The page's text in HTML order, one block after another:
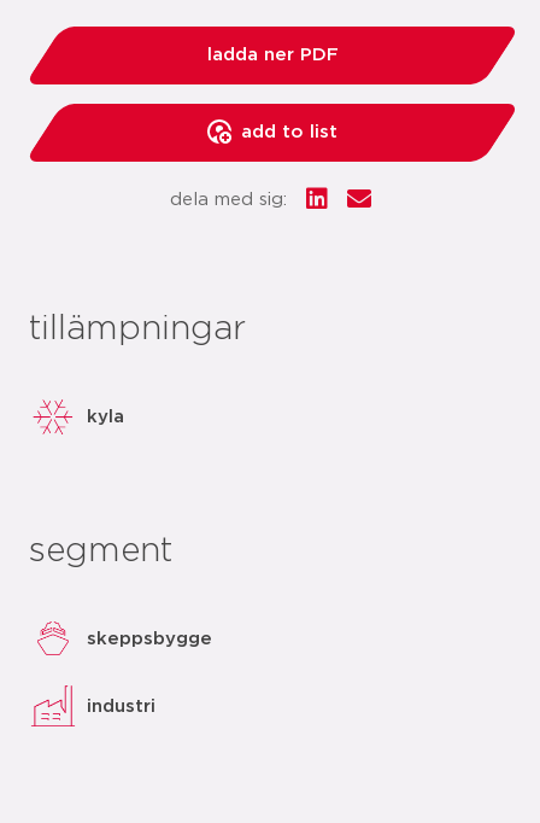
ladda ner PDF
add to list
dela med sig:
tillämpningar
kyla
segment
skeppsbygge
industri